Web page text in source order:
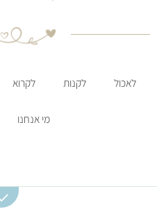
לאכול לקנות לקרוא
מי אנחנו